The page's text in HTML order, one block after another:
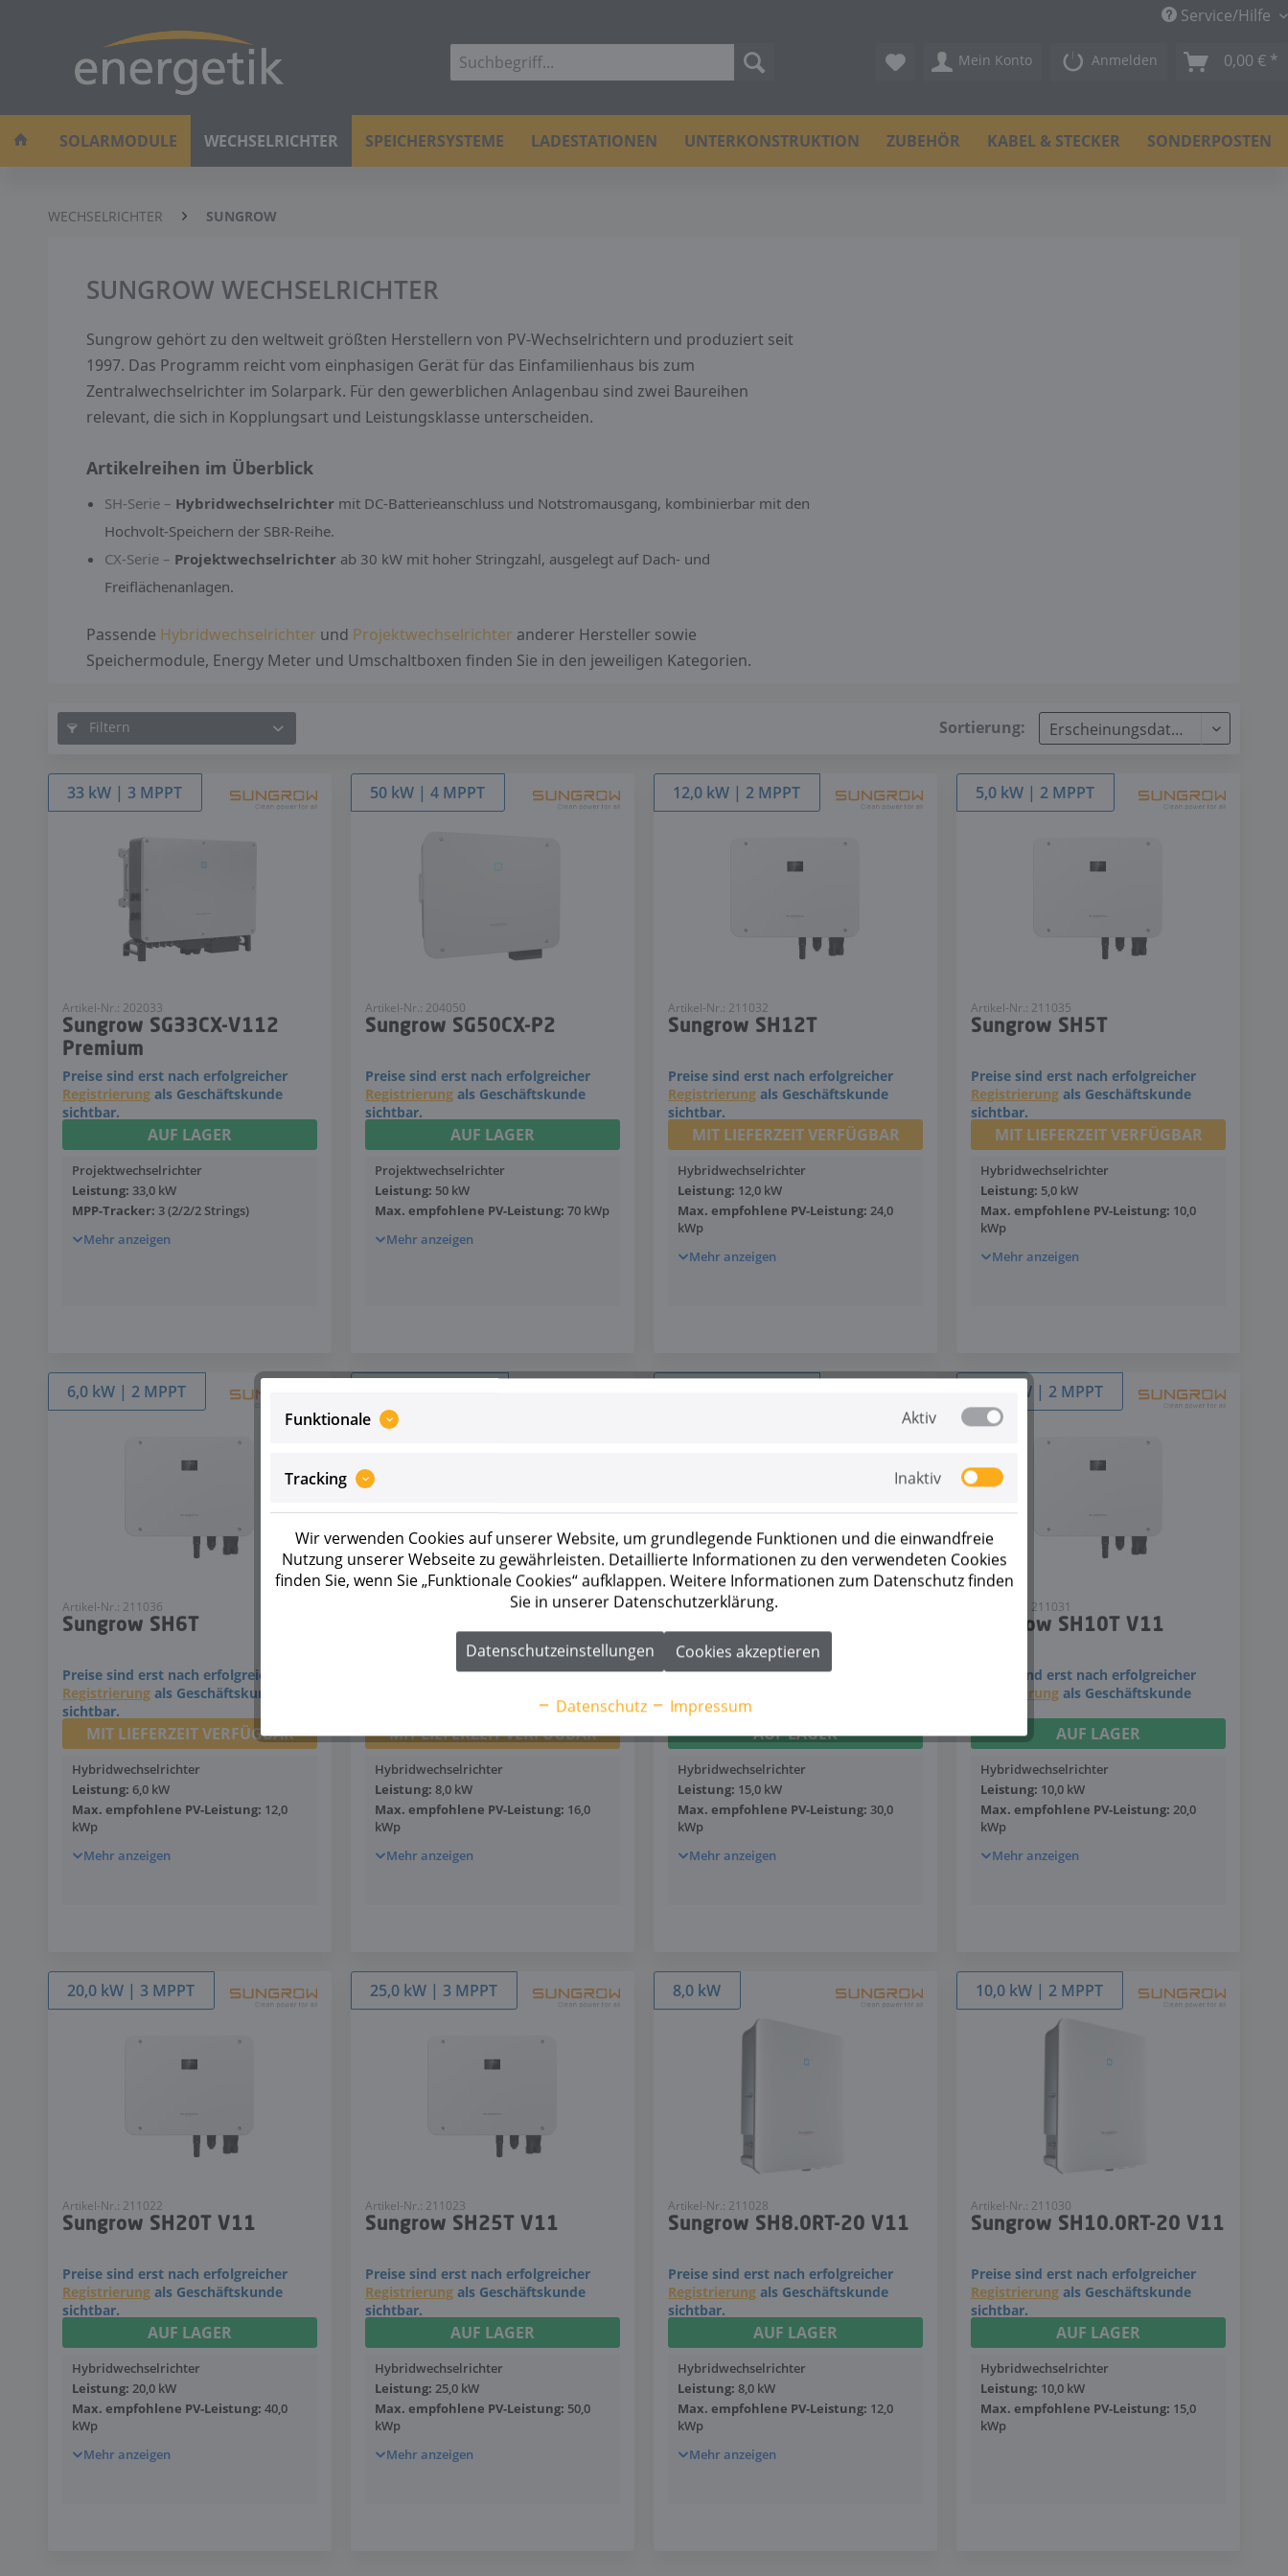
Service/Hilfe
Mein Konto Anmelden 0,00 € *
SOLARMODULE WECHSELRICHTER SPEICHERSYSTEME LADESTATIONEN UNTERKONSTRUKTION ZUBEHÖR KABEL & STECKER SONDERPOSTEN
WECHSELRICHTER SUNGROW
SUNGROW WECHSELRICHTER
Sungrow gehört zu den weltweit größten Herstellern von PV-Wechselrichtern und produziert seit
1997. Das Programm reicht vom einphasigen Gerät für das Einfamilienhaus bis zum
Zentralwechselrichter im Solarpark. Für den gewerblichen Anlagenbau sind zwei Baureihen
relevant, die sich in Kopplungsart und Leistungsklasse unterscheiden.
Artikelreihen im Überblick
SH-Serie – Hybridwechselrichter mit DC-Batterieanschluss und Notstromausgang, kombinierbar mit den
Hochvolt-Speichern der SBR-Reihe.
CX-Serie – Projektwechselrichter ab 30 kW mit hoher Stringzahl, ausgelegt auf Dach- und
Freiflächenanlagen.
Passende Hybridwechselrichter und Projektwechselrichter anderer Hersteller sowie
Speichermodule, Energy Meter und Umschaltboxen finden Sie in den jeweiligen Kategorien.
Filtern Sortierung:
33 kW | 3 MPPT
Artikel-Nr.: 202033
Sungrow SG33CX-V112
Premium
Preise sind erst nach erfolgreicher
Registrierung als Geschäftskunde
sichtbar.
AUF LAGER
Projektwechselrichter
Leistung: 33,0 kW
MPP-Tracker: 3 (2/2/2 Strings)
Mehr anzeigen
50 kW | 4 MPPT
Artikel-Nr.: 204050
Sungrow SG50CX-P2
Preise sind erst nach erfolgreicher
Registrierung als Geschäftskunde
sichtbar.
AUF LAGER
Projektwechselrichter
Leistung: 50 kW
Max. empfohlene PV-Leistung: 70 kWp
Mehr anzeigen
12,0 kW | 2 MPPT
Artikel-Nr.: 211032
Sungrow SH12T
Preise sind erst nach erfolgreicher
Registrierung als Geschäftskunde
sichtbar.
MIT LIEFERZEIT VERFÜGBAR
Hybridwechselrichter
Leistung: 12,0 kW
Max. empfohlene PV-Leistung: 24,0
kWp
Mehr anzeigen
5,0 kW | 2 MPPT
Artikel-Nr.: 211035
Sungrow SH5T
Preise sind erst nach erfolgreicher
Registrierung als Geschäftskunde
sichtbar.
MIT LIEFERZEIT VERFÜGBAR
Hybridwechselrichter
Leistung: 5,0 kW
Max. empfohlene PV-Leistung: 10,0
kWp
Mehr anzeigen
6,0 kW | 2 MPPT
Artikel-Nr.: 211036
Sungrow SH6T
Preise sind erst nach erfolgreicher
Registrierung als Geschäftskunde
sichtbar.
MIT LIEFERZEIT VERFÜGBAR
Hybridwechselrichter
Leistung: 6,0 kW
Max. empfohlene PV-Leistung: 12,0
kWp
Mehr anzeigen
Sungrow SH8T
Preise sind erst nach erfolgreicher
MIT LIEFERZEIT VERFÜGBAR
Hybridwechselrichter
Leistung: 8,0 kW
Max. empfohlene PV-Leistung: 16,0
kWp
Mehr anzeigen
Artikel-Nr.: 211021
Sungrow SH15T V11
Preise sind erst nach erfolgreicher
sichtbar.
AUF LAGER
Hybridwechselrichter
Leistung: 15,0 kW
Max. empfohlene PV-Leistung: 30,0
kWp
Mehr anzeigen
10,0 kW | 2 MPPT
Artikel-Nr.: 211031
Sungrow SH10T V11
Preise sind erst nach erfolgreicher
Registrierung als Geschäftskunde
AUF LAGER
Hybridwechselrichter
Leistung: 10,0 kW
Max. empfohlene PV-Leistung: 20,0
kWp
Mehr anzeigen
20,0 kW | 3 MPPT
Artikel-Nr.: 211022
Sungrow SH20T V11
Preise sind erst nach erfolgreicher
Registrierung als Geschäftskunde
sichtbar.
AUF LAGER
Hybridwechselrichter
Leistung: 20,0 kW
Max. empfohlene PV-Leistung: 40,0
kWp
Mehr anzeigen
25,0 kW | 3 MPPT
Artikel-Nr.: 211023
Sungrow SH25T V11
Preise sind erst nach erfolgreicher
Registrierung als Geschäftskunde
sichtbar.
AUF LAGER
Hybridwechselrichter
Leistung: 25,0 kW
Max. empfohlene PV-Leistung: 50,0
kWp
Mehr anzeigen
8,0 kW
Artikel-Nr.: 211028
Sungrow SH8.0RT-20 V11
Preise sind erst nach erfolgreicher
Registrierung als Geschäftskunde
sichtbar.
AUF LAGER
Hybridwechselrichter
Leistung: 8,0 kW
Max. empfohlene PV-Leistung: 12,0
kWp
Mehr anzeigen
10,0 kW | 2 MPPT
Artikel-Nr.: 211030
Sungrow SH10.0RT-20 V11
Preise sind erst nach erfolgreicher
Registrierung als Geschäftskunde
sichtbar.
AUF LAGER
Hybridwechselrichter
Leistung: 10,0 kW
Max. empfohlene PV-Leistung: 15,0
kWp
Funktionale Aktiv
Tracking Inaktiv
Wir verwenden Cookies auf unserer Website, um grundlegende Funktionen und die einwandfreie
Nutzung unserer Webseite zu gewährleisten. Detaillierte Informationen zu den verwendeten Cookies
finden Sie, wenn Sie „Funktionale Cookies“ aufklappen. Weitere Informationen zum Datenschutz finden
Sie in unserer Datenschutzerklärung.
Datenschutzeinstellungen Cookies akzeptieren
Datenschutz Impressum